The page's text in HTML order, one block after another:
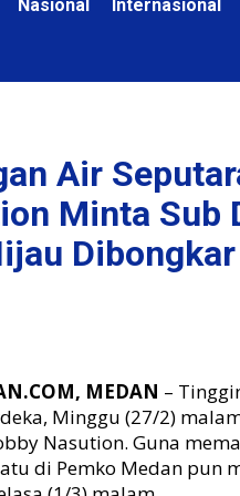
Nasional Internasional
Air
Minta Sub
Dibongkar
MEDAN –
Minggu (27/2)
Nasution. Guna
di Pemko Medan pun